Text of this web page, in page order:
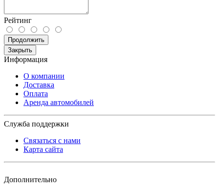
Рейтинг
Продолжить
Закрыть
Информация
О компании
Доставка
Оплата
Аренда автомобилей
Служба поддержки
Связаться с нами
Карта сайта
Дополнительно